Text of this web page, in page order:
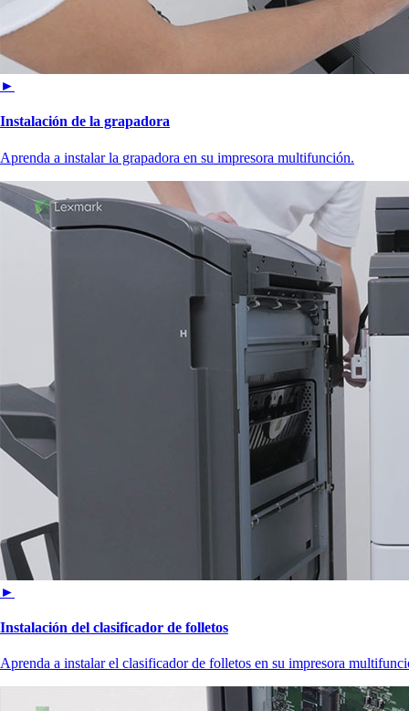
►
Instalación de la grapadora
Aprenda a instalar la grapadora en su impresora multifunción.
►
Instalación del clasificador de folletos
Aprenda a instalar el clasificador de folletos en su impresora